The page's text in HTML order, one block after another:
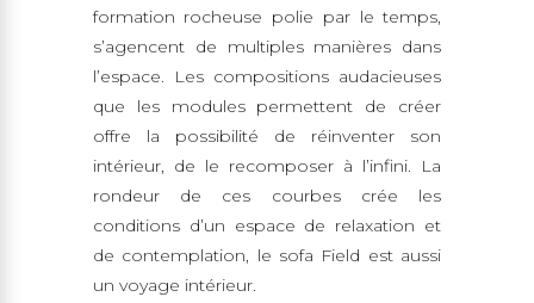
formation rocheuse polie par le temps,
s’agencent de multiples manières dans
l’espace. Les compositions audacieuses
que les modules permettent de créer
offre la possibilité de réinventer son
intérieur, de le recomposer à l’infini. La
rondeur de ces courbes crée les
conditions d’un espace de relaxation et
de contemplation, le sofa Field est aussi
un voyage intérieur.